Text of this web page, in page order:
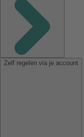
Zelf regelen via je account